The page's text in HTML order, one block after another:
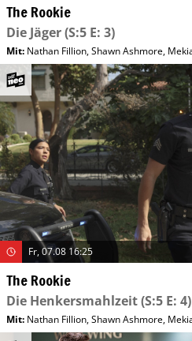
The Rookie
Die Jäger(S:5 E: 3)
Mit: Nathan Fillion,Shawn Ashmore,
Fr, 07.08 16:25
The Rookie
Die Henkersmahlzeit(S:5 E: 4)
Mit: Nathan Fillion,Shawn Ashmore,